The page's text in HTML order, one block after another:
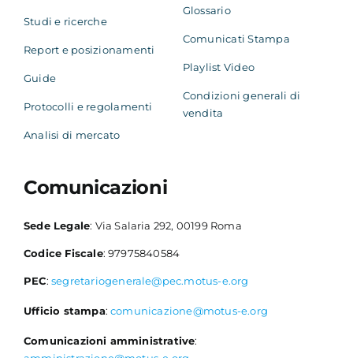
Studi e ricerche
Report e posizionamenti
Guide
Protocolli e regolamenti
Analisi di mercato
Glossario
Comunicati Stampa
Playlist Video
Condizioni generali di
vendita
Comunicazioni
Sede Legale: Via Salaria 292, 00199 Roma
Codice Fiscale: 97975840584
PEC: segretariogenerale@pec.motus-e.org
Ufficio stampa:comunicazione@motus-e.org
Comunicazioni amministrative: